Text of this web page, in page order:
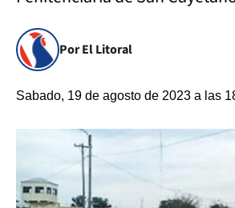
Por El Litoral
Sabado, 19 de agosto de 2023 a las